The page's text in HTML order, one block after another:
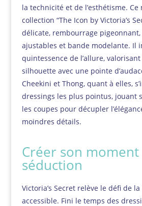
la technicité et de l’esthétisme.
collection “The Icon by Victoria’s
délicate, rembourrage
ajustables et bande modelante. Il
quintessence de l’allure,
silhouette avec une pointe
Cheekini et Thong, quant à elles,
dressings les plus pointus, jouant
les coupes pour décupler
moindres détails.
Créer son moment
séduction
Victoria’s Secret relève le défi de
accessible. Fini le temps des